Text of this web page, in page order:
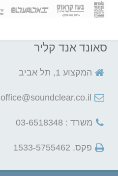
סאונד אנד קליר
המקצוע 1, תל אביב
office@soundclear.co.il
משרד : 03-6518348
פקס. 1533-5755462